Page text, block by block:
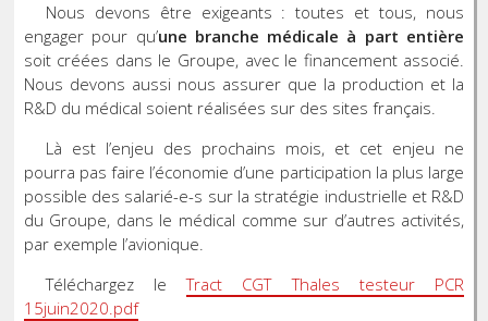
Nous devons être exigeants : toutes et tous, nous
engager pour qu’une branche médicale à part entière
soit créées dans le Groupe, avec le financement associé.
Nous devons aussi nous assurer que la production et la
R&D du médical soient réalisées sur des sites français.
Là est l’enjeu des prochains mois, et cet enjeu ne
pourra pas faire l’économie d’une participation la plus large
possible des salarié-e-s sur la stratégie industrielle et R&D
du Groupe, dans le médical comme sur d’autres activités,
par exemple l’avionique.
Téléchargez leTract CGT Thales testeur PCR
15juin2020.pdf